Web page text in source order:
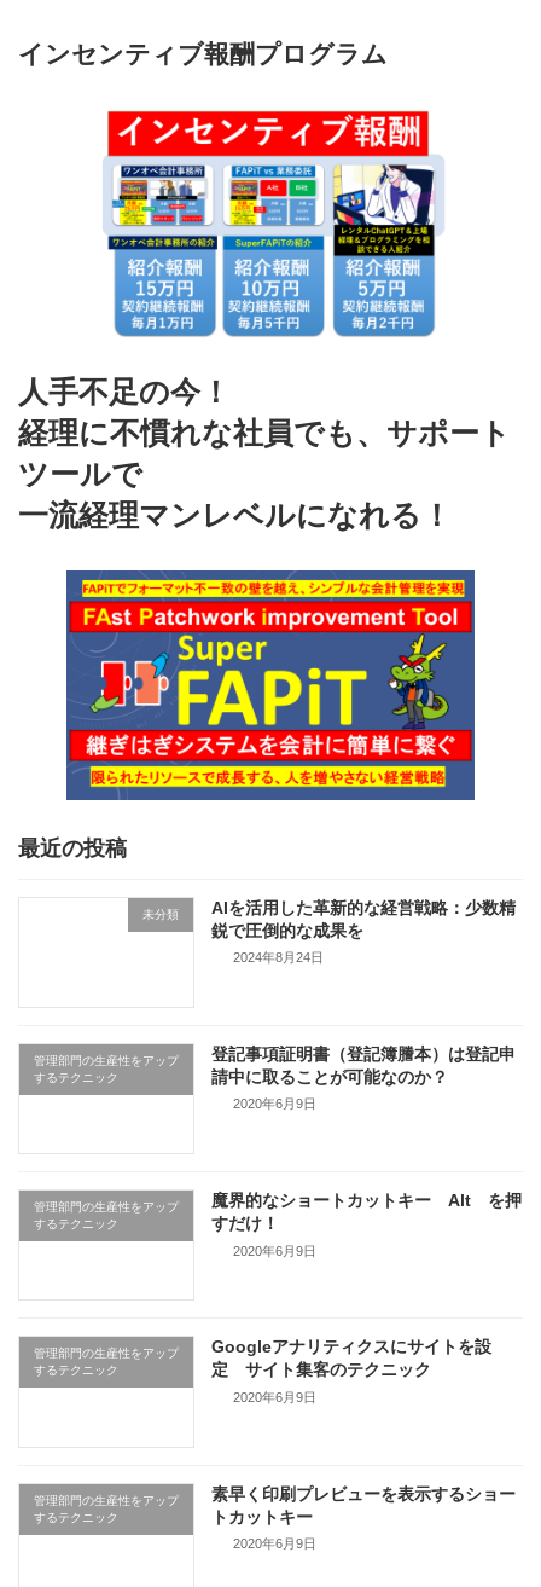
インセンティブ報酬プログラム
人手不足の今！
経理に不慣れな社員でも、サポート
ツールで
一流経理マンレベルになれる！
最近の投稿
未分類
AIを活用した革新的な経営戦略：少数精
鋭で圧倒的な成果を
2024年8月24日
管理部門の生産性をアップ
するテクニック
登記事項証明書（登記簿謄本）は登記申
請中に取ることが可能なのか？
2020年6月9日
管理部門の生産性をアップ
するテクニック
魔界的なショートカットキー Alt を押
すだけ！
2020年6月9日
管理部門の生産性をアップ
するテクニック
Googleアナリティクスにサイトを設
定 サイト集客のテクニック
2020年6月9日
管理部門の生産性をアップ
するテクニック
素早く印刷プレビューを表示するショー
トカットキー
2020年6月9日